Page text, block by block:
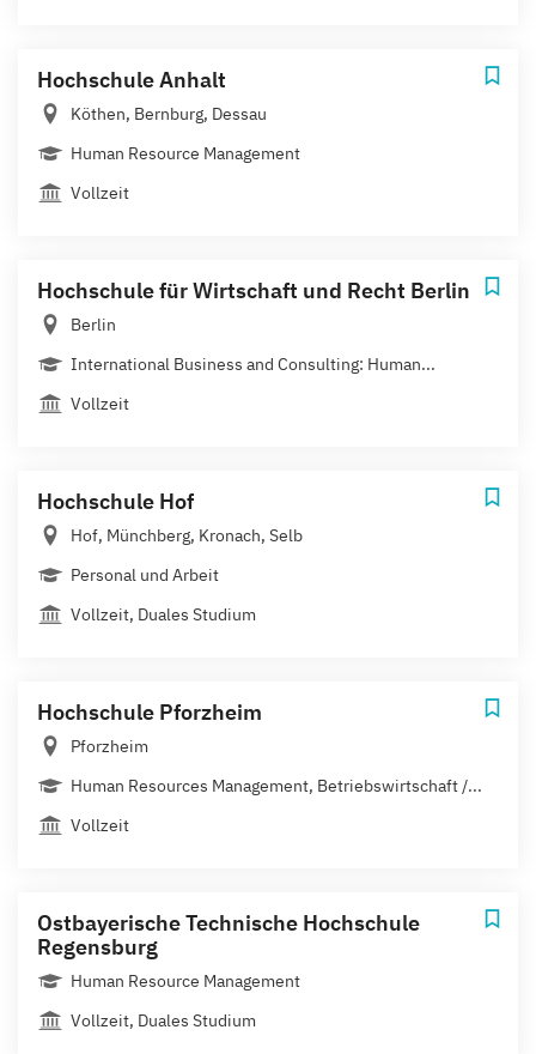
Hochschule Anhalt
Köthen, Bernburg, Dessau
Human Resource Management
Vollzeit
Hochschule für Wirtschaft und Recht Berlin
Berlin
International Business and Consulting: Human...
Vollzeit
Hochschule Hof
Hof, Münchberg, Kronach, Selb
Personal und Arbeit
Vollzeit, Duales Studium
Hochschule Pforzheim
Pforzheim
Human Resources Management, Betriebswirtschaft /...
Vollzeit
Ostbayerische Technische Hochschule
Regensburg
Human Resource Management
Vollzeit, Duales Studium